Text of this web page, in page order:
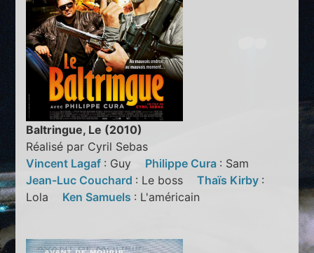
Baltringue, Le (2010)
Réalisé par Cyril Sebas
Vincent Lagaf : Guy Philippe Cura : Sam
Jean-Luc Couchard : Le bossThaïs Kirby :
Lola Ken Samuels : L'américain